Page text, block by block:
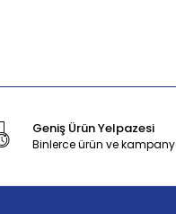
Geniş Ürün Yelpazesi
Binlerce ürün ve